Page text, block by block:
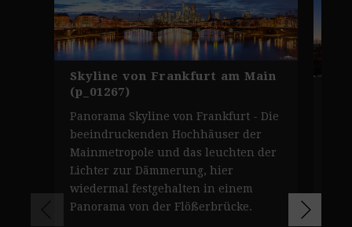
Skyline von Frankfurt am Main
(p_01267)
Panorama Skyline von Frankfurt - Die
beeindruckenden Hochhäuser der
Mainmetropole und das leuchten der
Lichter zur Dämmerung, hier
wiedermal festgehalten in einem
Panorama von der Flößerbrücke.